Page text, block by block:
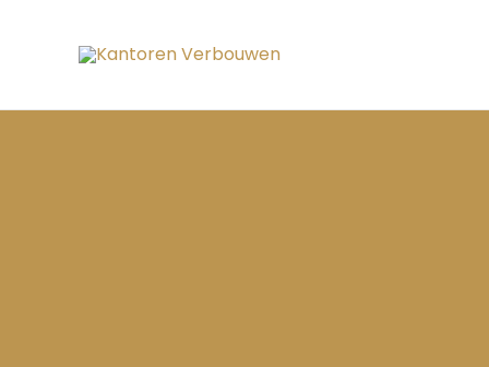
inhoud